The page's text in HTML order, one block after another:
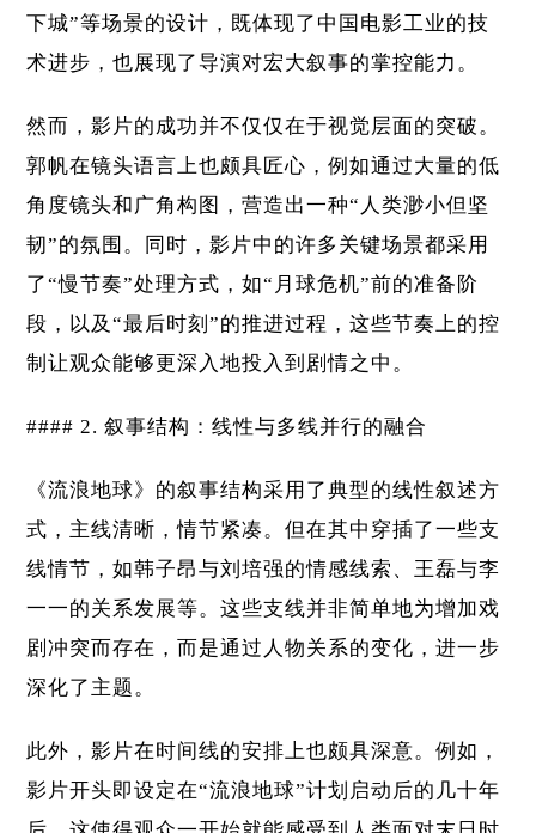
下城”等场景的设计，既体现了中国电影工业的技
术进步，也展现了导演对宏大叙事的掌控能力。
然而，影片的成功并不仅仅在于视觉层面的突破。
郭帆在镜头语言上也颇具匠心，例如通过大量的低
角度镜头和广角构图，营造出一种“人类渺小但坚
韧”的氛围。同时，影片中的许多关键场景都采用
了“慢节奏”处理方式，如“月球危机”前的准备阶
段，以及“最后时刻”的推进过程，这些节奏上的控
制让观众能够更深入地投入到剧情之中。
#### 2. 叙事结构：线性与多线并行的融合
《流浪地球》的叙事结构采用了典型的线性叙述方
式，主线清晰，情节紧凑。但在其中穿插了一些支
线情节，如韩子昂与刘培强的情感线索、王磊与李
一一的关系发展等。这些支线并非简单地为增加戏
剧冲突而存在，而是通过人物关系的变化，进一步
深化了主题。
此外，影片在时间线的安排上也颇具深意。例如，
影片开头即设定在“流浪地球”计划启动后的几十年